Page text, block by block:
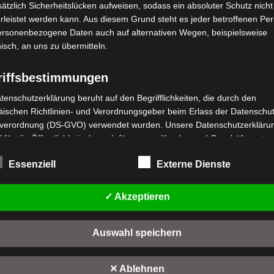
Versand
03 VORDERRAD
IN DEN WARENKORB
Kostenloser Versand
SE-03 VORDERE
TRITTPLATTE OBEN
mit
SE-03
Sicherheitslücken aufweisen, sodass ein absoluter Schutz nicht
werden kann. Aus diesem Grund steht es jeder betroffenen
Daten auch auf alternativen Wegen, beispielsweise
an uns zu übermitteln.
beruht auf den Begrifflichkeiten, die durch den
Richtlinien- und Verordnungsgeber beim Erlass der
(DS-GVO) verwendet wurden. Unsere
für die Öffentlichkeit als auch für unsere Kunden und Geschäftspartner
Begrifflichkeiten erläutern.
in dieser Datenschutzerklärung unter anderem die folgenden
a) personenbezogene Daten
Personenbezogene Daten sind alle Informationen, die sich auf eine
"betroffene Person") beziehen. Als identifizierbar wird eine natürliche
Essenziell Externe Dienste
✓ Akzeptieren
Auswahl speichern
✕ Ablehnen